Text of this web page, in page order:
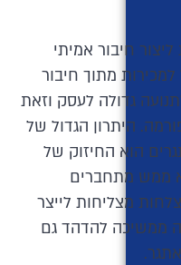
חיבור אמיתי
מתוך חיבור
גדולה לעסק וזאת
היתרון הגדול של
הוא החיזוק של
ממש מתחברים
מצליחות לייצר
ממשיכה להדהד גם